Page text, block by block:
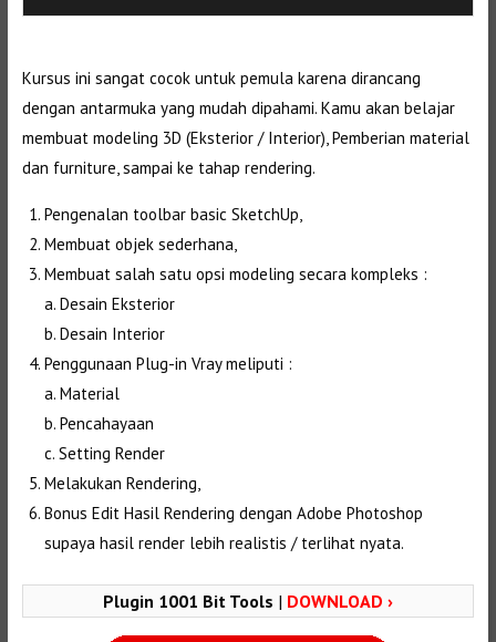
Kursus ini sangat cocok untuk pemula karena dirancang
dengan antarmuka yang mudah dipahami. Kamu akan belajar
membuat modeling 3D (Eksterior / Interior), Pemberian material
dan furniture, sampai ke tahap rendering.
Pengenalan toolbar basic SketchUp,
Membuat objek sederhana,
Membuat salah satu opsi modeling secara kompleks :
a. Desain Eksterior
b. Desain Interior
Penggunaan Plug-in Vray meliputi :
a. Material
b. Pencahayaan
c. Setting Render
Melakukan Rendering,
Bonus Edit Hasil Rendering dengan Adobe Photoshop
supaya hasil render lebih realistis / terlihat nyata.
Plugin 1001 Bit Tools | DOWNLOAD ›